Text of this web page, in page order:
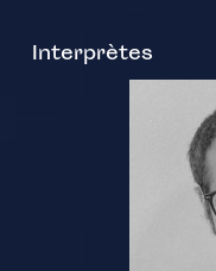
Interprètes